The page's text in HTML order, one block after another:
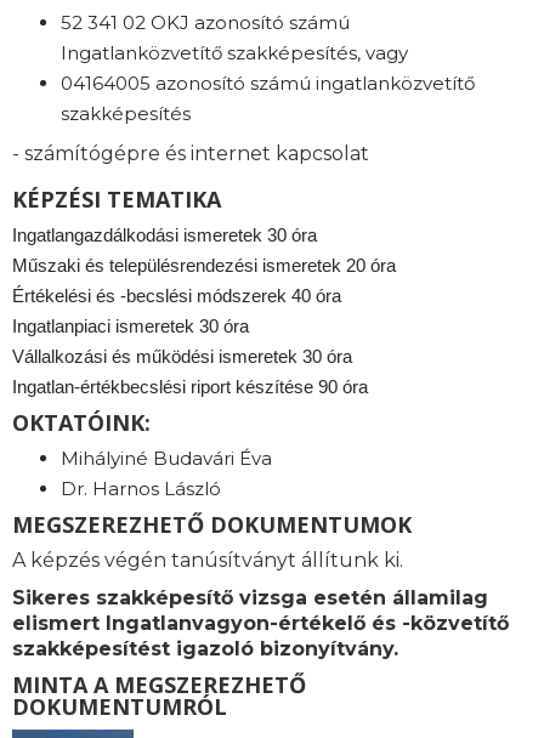
52 341 02 OKJ azonosító számú
Ingatlanközvetítő szakképesítés, vagy
04164005 azonosító számú ingatlanközvetítő
szakképesítés
- számítógépre és internet kapcsolat
KÉPZÉSI TEMATIKA
Ingatlangazdálkodási ismeretek 30 óra
Műszaki és településrendezési ismeretek 20 óra
Értékelési és -becslési módszerek 40 óra
Ingatlanpiaci ismeretek 30 óra
Vállalkozási és működési ismeretek 30 óra
Ingatlan-értékbecslési riport készítése 90 óra
OKTATÓINK:
Mihályiné Budavári Éva
Dr. Harnos László
MEGSZEREZHETŐ DOKUMENTUMOK
A képzés végén tanúsítványt állítunk ki.
Sikeres szakképesítő vizsga esetén államilag
elismert Ingatlanvagyon-értékelő és -közvetítő
szakképesítést igazoló bizonyítvány.
MINTA A MEGSZEREZHETŐ
DOKUMENTUMRÓL